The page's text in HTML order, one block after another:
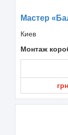
Мастер
Киев
Монтаж
грн